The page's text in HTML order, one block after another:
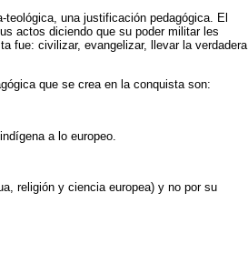
una justificación pedagógica. El
actos diciendo que su poder militar les
fue: civilizar, evangelizar, llevar la verdadera
que se crea en la conquista son:
a lo europeo.
religión y ciencia europea) y no por su